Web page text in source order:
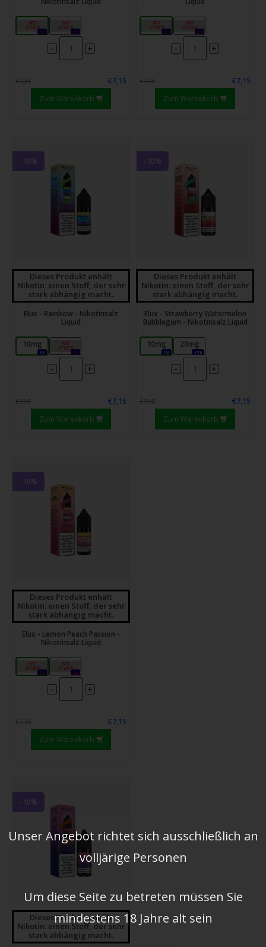
10mg
0x
20mg
0x
- +
€7,95
€7,15
Zum Warenkorb
10mg
0x
20mg
0x
- +
€7,95
€7,15
Zum Warenkorb
-10%
Dieses Produkt enhält
Nikotin: einen Stoff, der sehr
stark abhängig macht.
Elux - Rainbow - Nikotinsalz
Liquid
10mg
6x
20mg
0x
- +
€7,95
€7,15
Zum Warenkorb
-10%
Dieses Produkt enhält
Nikotin: einen Stoff, der sehr
stark abhängig macht.
Elux - Strawberry Watermelon
Bubblegum - Nikotinsalz Liquid
10mg
9x
20mg
31x
- +
€7,95
€7,15
Zum Warenkorb
-10%
Dieses Produkt enhält
Nikotin: einen Stoff, der sehr
stark abhängig macht.
Elux - Lemon Peach Passion -
Nikotinsalz Liquid
10mg
0x
20mg
0x
- +
€7,95
€7,15
Zum Warenkorb
-10%
Dieses Produkt enhält
Nikotin: einen Stoff, der sehr
stark abhängig macht.
Unser Angebot richtet sich ausschließlich an
volljärige Personen
Um diese Seite zu betreten müssen Sie
mindestens 18 Jahre alt sein